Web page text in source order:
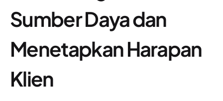
Sumber Daya dan
Menetapkan Harapan
Klien